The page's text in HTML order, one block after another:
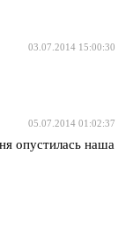
03.07.2014 15:00:30
05.07.2014 01:02:37
опустилась наша